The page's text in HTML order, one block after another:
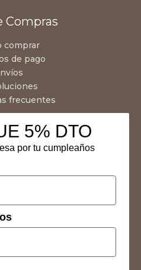
Compras
comprar
de pago
frecuentes
5% DTO
por tu cumpleaños